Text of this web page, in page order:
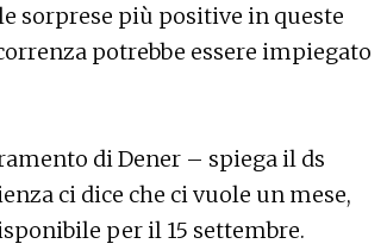
sorprese più positive in queste
potrebbe essere impiegato
di Dener – spiega il ds
ci dice che ci vuole un mese,
per il 15 settembre.